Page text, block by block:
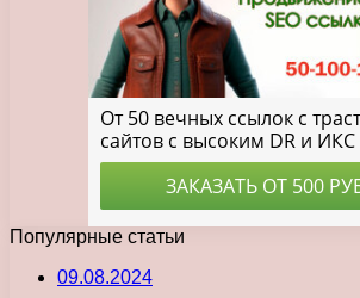
Популярные статьи
09.08.2024